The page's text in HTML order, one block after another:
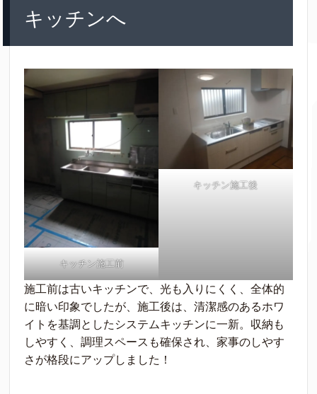
キッチンへ
キッチン施工前
キッチン施工後
施工前は古いキッチンで、光も入りにくく、全体的
に暗い印象でしたが、施工後は、清潔感のあるホワ
イトを基調としたシステムキッチンに一新。収納も
しやすく、調理スペースも確保され、家事のしやす
さが格段にアップしました！